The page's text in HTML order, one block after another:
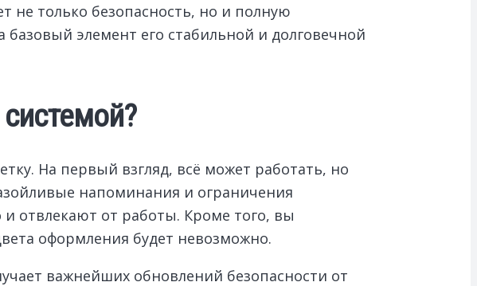
не только безопасность, но и полную
элемент его стабильной и долговечной
На первый взгляд, всё может работать, но
напоминания и ограничения
отвлекают от работы. Кроме того, вы
оформления будет невозможно.
важнейших обновлений безопасности от